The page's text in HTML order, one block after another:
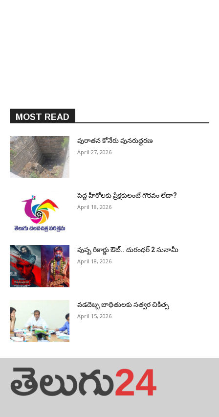
MOST READ
పురాత‌న కోనేరు పున‌రుద్ధ‌ర‌ణ
April 27, 2026
పెద్ద హీరోల‌కు ప్రేక్ష‌కులంటే గౌర‌వం లేదా?
April 18, 2026
పుష్ప రికార్డు ఔట్‌.. దురంధ‌ర్ 2 సునామీ
April 18, 2026
వడదెబ్బ బాధితులకు సత్వర చికిత్స
April 15, 2026